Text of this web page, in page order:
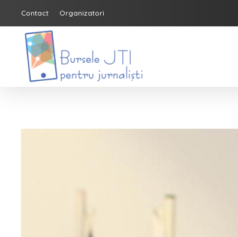
Contact Organizatori